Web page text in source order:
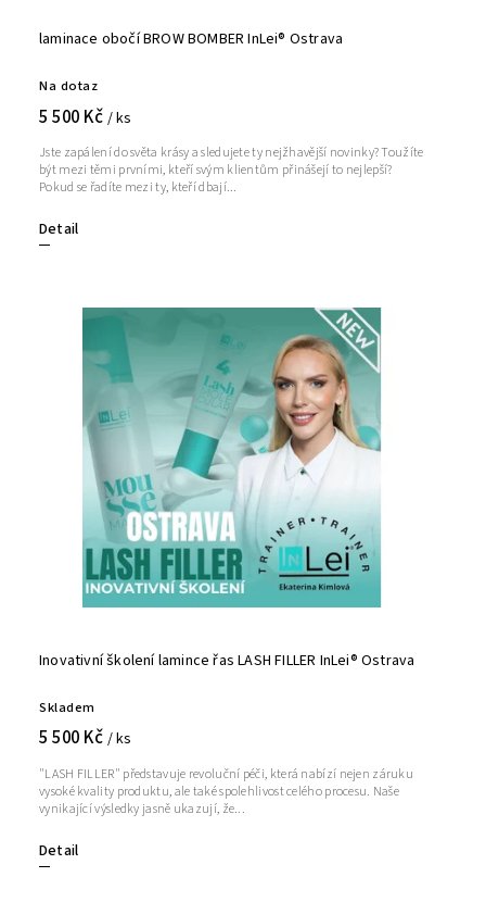
laminace obočí BROW BOMBER InLei® Ostrava
Na dotaz
5 500 Kč / ks
Detail
Jste zapálení do světa krásy a sledujete ty nejžhavější novinky? Toužíte
být mezi těmi prvními, kteří svým klientům přinášejí to nejlepší?
Pokud se řadíte mezi ty, kteří dbají...
Inovativní školení lamince řas LASH FILLER InLei® Ostrava
Skladem
5 500 Kč / ks
Detail
"LASH FILLER" představuje revoluční péči, která nabízí nejen záruku
vysoké kvality produktu, ale také spolehlivost celého procesu. Naše
vynikající výsledky jasně ukazují, že...